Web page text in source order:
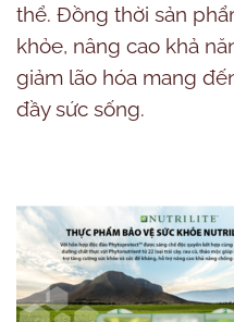
thể. Đồng thời sản
khỏe, nâng cao khả
giảm lão hóa mang
đầy sức sống.